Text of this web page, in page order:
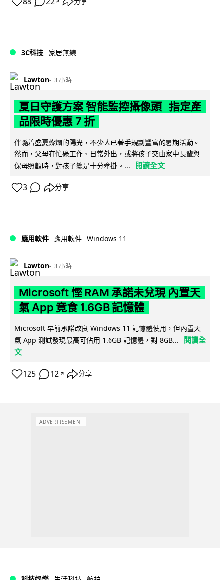
3C科技 家居無線
Lawton 3 小時
夏日守護方案 智能監控攝像頭 指定產
品限時優惠 7 折
伴隨着盛夏燦爛的陽光，不少人已著手規劃豐富的暑期活動。
然而，父母在忙碌工作、日常外出，或將孩子交由家中長輩與
保母照顧時，對孩子總是十分牽掛。...
閱讀全文
3 分享
應用軟件 應用軟件 Windows 11
Lawton 3 小時
Microsoft 慳 RAM 承諾未兌現 內置天
氣 App 竟食 1.6GB 記憶體
Microsoft 早前承諾改良 Windows 11 記憶體使用，但內置天
氣 App 測試發現最高可佔用 1.6GB 記憶體，對 8GB...
閱讀全
文
125 12 ↗ 分享
ADVERTISEMENT